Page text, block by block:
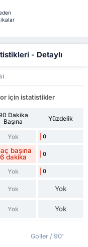
- Detaylı
için istatistikler
Dakika
Başına
Yüzdelik
Yok 0
başına
6 dakika
0
Yok 0
Yok Yok
Yok Yok
Goller / 90'